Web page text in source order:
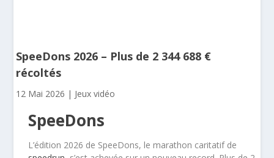
SpeeDons 2026 – Plus de 2 344 688 €
récoltés
12 Mai 2026 | Jeux vidéo
SpeeDons
L’édition 2026 de SpeeDons, le marathon caritatif de